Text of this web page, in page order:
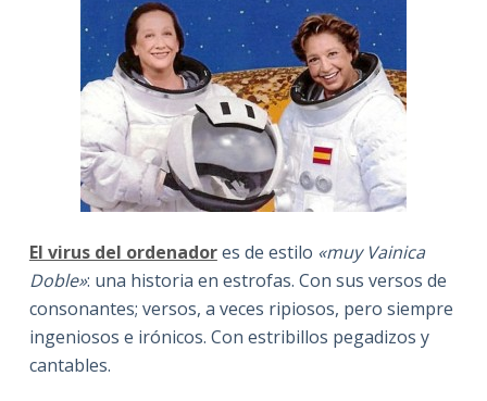
El virus del ordenadores de estilo «muy Vainica
Doble»: una historia en estrofas. Con sus versos de
consonantes; versos, a veces ripiosos, pero siempre
ingeniosos e irónicos. Con estribillos pegadizos y
cantables.